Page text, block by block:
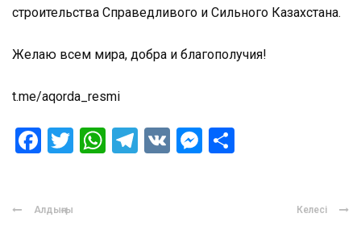
строительства Справедливого и Сильного Казахстана.
Желаю всем мира, добра и благополучия!
t.me/aqorda_resmi
Facebook
Twitter
WhatsApp
Telegram
VK Messenger
Алдыңғы Келесі